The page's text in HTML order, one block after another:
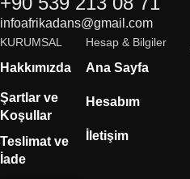
infoafrikadans@gmail.com
KURUMSAL
Hakkımızda
Şartlar ve
Koşullar
Teslimat ve
İade
Hesap & Bilgiler
Ana Sayfa
Hesabım
İletişim